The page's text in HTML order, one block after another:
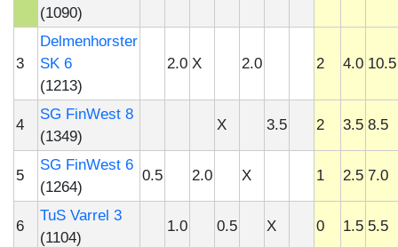
(1090)
3
Delmenhorster
SK 6
(1213)
2.0 X 2.0 2 4.0 10.5
4
SG FinWest 8
(1349)
X 3.5 2 3.5 8.5
5
SG FinWest 6
(1264)
0.5 2.0 X 1 2.5 7.0
6
TuS Varrel 3
(1104)
1.0 0.5 X 0 1.5 5.5